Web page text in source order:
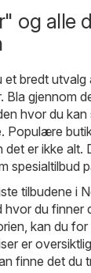
og alle
et bredt utvalg
Bla gjennom
hvor du kan
Populære
det er ikke alt.
spesialtilbud
tilbudene i
hvor du finner
kan du
er
finne det du